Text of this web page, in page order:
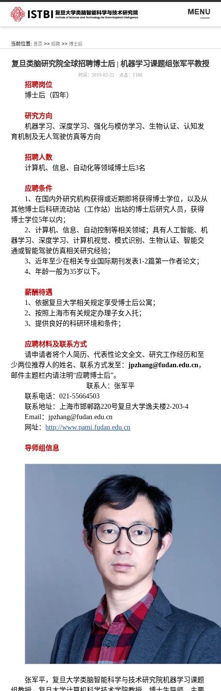
当前位置:首页 >>招聘 >>博士后
复旦类脑研究院全球招聘博士后 | 机器学习课题组张军平教授
时间：2019-02-22 点击： 1186
招聘岗位
博士后（四年）
研究方向
机器学习、深度学习、强化与模仿学习、生物认证、认知发
育机制及无人驾驶仿真等方向
招聘人数
计算机、信息、自动化等领域博士后3名
应聘条件
1、在国内外研究机构获得或近期即将获得博士学位，以及从
其他博士后科研流动站（工作站）出站的博士后研究人员，获得
博士学位5年以内；
2、计算机、信息、自动控制等相关领域；具有人工智能、机
器学习、深度学习、计算机视觉、模式识别、生物认证、智能交
通或智能驾驶仿真相关研究经验；
3、近年至少在相关专业国际期刊发表1-2篇第一作者论文；
4、年龄一般为35岁以下。
薪酬待遇
1、依据复旦大学相关规定享受博士后公寓；
2、按照上海市有关规定办理子女入托；
3、提供良好的科研环境和条件；
应聘材料及联系方式
请申请者将个人简历、代表性论文全文、研究工作经历和至
少两位推荐人的姓名、联系方式发至：jpzhang@fudan.edu.cn，
邮件主题栏内请注明“应聘博士后”。
联系人：张军平
联系电话：021-55664503
联系地址：上海市邯郸路220号复旦大学逸夫楼2-203-4
Email：jpzhang@fudan.edu.cn
网址：http://www.pami.fudan.edu.cn
导师组信息
张军平，复旦大学类脑智能科学与技术研究院机器学习课题